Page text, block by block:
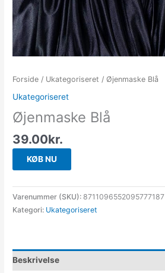
Forside / Ukategoriseret / Øjenmaske Blå
Ukategoriseret
Øjenmaske Blå
39.00kr.
KØB NU
Varenummer (SKU):8711096552095777187
Kategori: Ukategoriseret
Beskrivelse